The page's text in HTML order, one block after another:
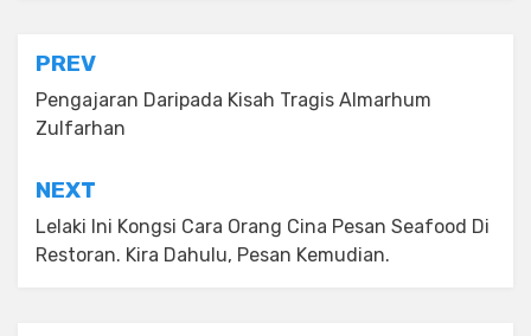
Post
navigation
PREV
Pengajaran Daripada Kisah Tragis Almarhum
Zulfarhan
NEXT
Lelaki Ini Kongsi Cara Orang Cina Pesan Seafood Di
Restoran. Kira Dahulu, Pesan Kemudian.